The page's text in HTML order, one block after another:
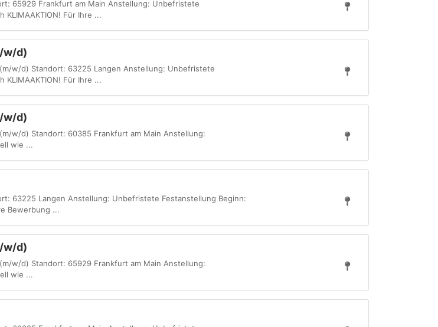
65929 Frankfurt am Main Anstellung: Unbefristete
Für Ihre ...
w/d)
w/d) Standort: 63225 Langen Anstellung: Unbefristete
Für Ihre ...
w/d)
w/d) Standort: 60385 Frankfurt am Main Anstellung:
wie ...
63225 Langen Anstellung: Unbefristete Festanstellung Beginn:
Bewerbung ...
w/d)
w/d) Standort: 65929 Frankfurt am Main Anstellung:
wie ...